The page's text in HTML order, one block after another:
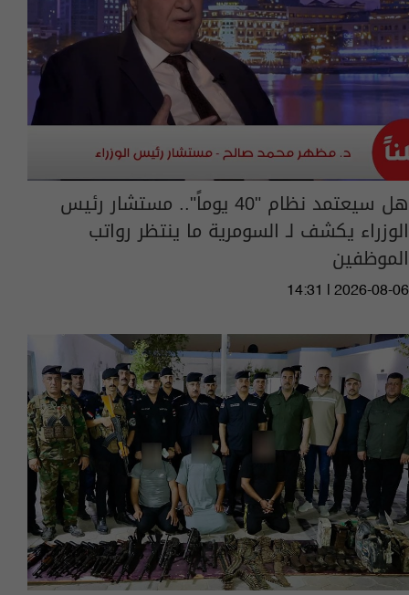
هل سيعتمد نظام "40 يوماً".. مستشار رئيس
الوزراء يكشف لـ السومرية ما ينتظر رواتب
الموظفين
14:31 | 2026-08-06